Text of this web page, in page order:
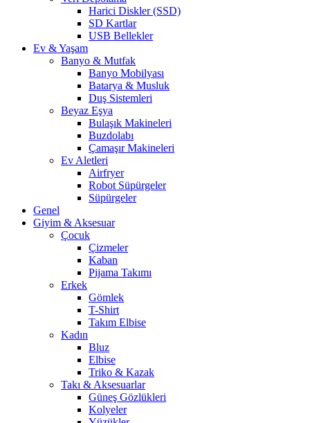
Harici Diskler (SSD)
SD Kartlar
USB Bellekler
Ev & Yaşam
Banyo & Mutfak
Banyo Mobilyası
Batarya & Musluk
Duş Sistemleri
Beyaz Eşya
Bulaşık Makineleri
Buzdolabı
Çamaşır Makineleri
Ev Aletleri
Airfryer
Robot Süpürgeler
Süpürgeler
Genel
Giyim & Aksesuar
Çocuk
Çizmeler
Kaban
Pijama Takımı
Erkek
Gömlek
T-Shirt
Takım Elbise
Kadın
Bluz
Elbise
Triko & Kazak
Takı & Aksesuarlar
Güneş Gözlükleri
Kolyeler